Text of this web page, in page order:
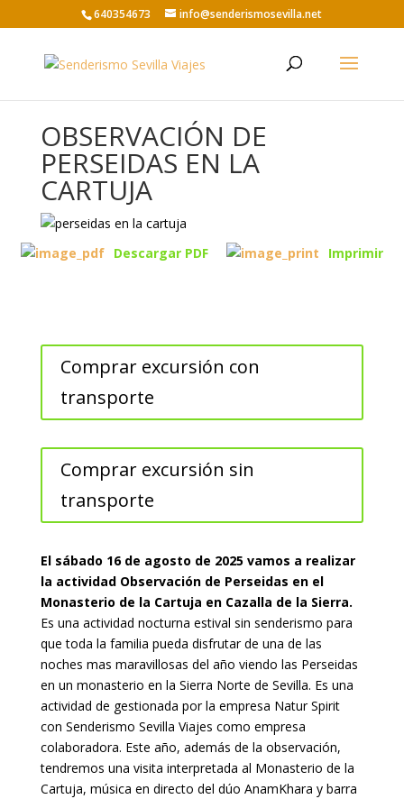
640354673 info@senderismosevilla.net
OBSERVACIÓN DE
PERSEIDAS EN LA
CARTUJA
Descargar PDF Imprimir
Comprar excursión con
transporte
Comprar excursión sin
transporte
El sábado 16 de agosto de 2025 vamos a realizar
la actividad Observación de Perseidas en el
Monasterio de la Cartuja en Cazalla de la Sierra.
Es una actividad nocturna estival sin senderismo para
que toda la familia pueda disfrutar de una de las
noches mas maravillosas del año viendo las Perseidas
en un monasterio en la Sierra Norte de Sevilla. Es una
actividad de gestionada por la empresa Natur Spirit
con Senderismo Sevilla Viajes como empresa
colaboradora. Este año, además de la observación,
tendremos una visita interpretada al Monasterio de la
Cartuja, música en directo del dúo AnamKhara y barra